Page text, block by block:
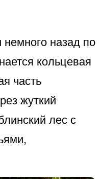
назад по
кольцевая
часть
жуткий
лес с